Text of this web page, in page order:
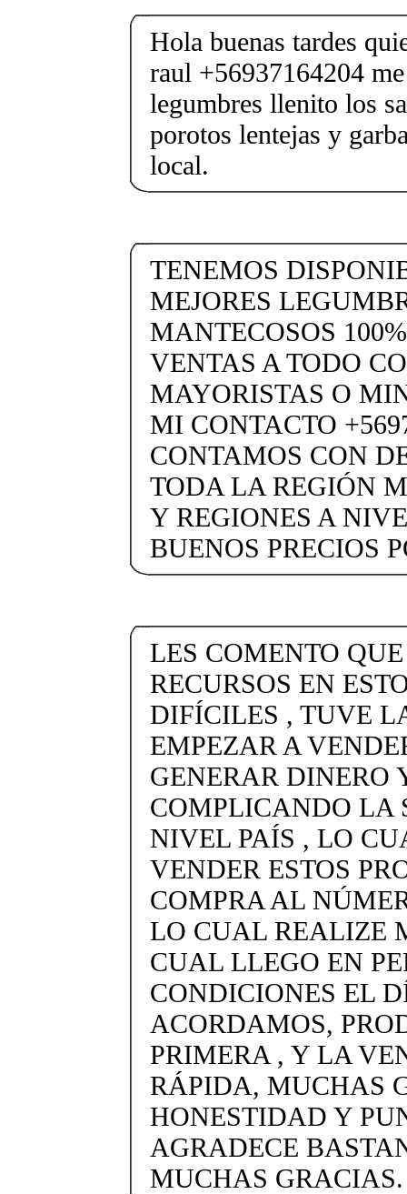
Hola buenas tardes
raul +56937164204
legumbres llenito los
porotos lentejas y
local.
TENEMOS
MEJORES
MANTECOSOS
VENTAS A TODO
MAYORISTAS O
MI CONTACTO
CONTAMOS CON
TODA LA REGIÓN
Y REGIONES A
BUENOS PRECIOS
LES COMENTO
RECURSOS EN
DIFÍCILES , TUVE
EMPEZAR A
GENERAR DINERO
COMPLICANDO LA
NIVEL PAÍS , LO
VENDER ESTOS
COMPRA AL
LO CUAL REALIZE
CUAL LLEGO EN
CONDICIONES EL
ACORDAMOS,
PRIMERA , Y LA
RÁPIDA, MUCHAS
HONESTIDAD Y
AGRADECE
MUCHAS GRACIAS.